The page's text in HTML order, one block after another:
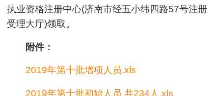
执业资格注册中心(济南市经五小纬四路57号注册
受理大厅)领取。
附件：
2019年第十批增项人员.xls
2019年第十批初始人员 共234人.xls